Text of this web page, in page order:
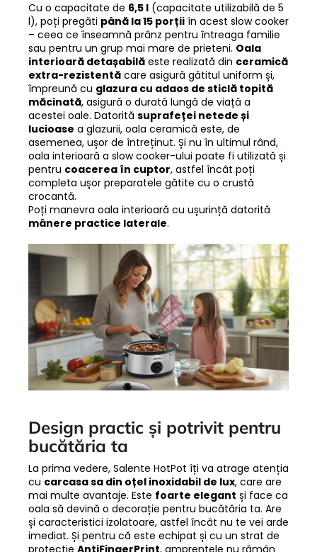
Cu o capacitate de 6,5 l (capacitate utilizabilă de 5
l), poți pregăti până la 15 porții în acest slow cooker
– ceea ce înseamnă prânz pentru întreaga familie
sau pentru un grup mai mare de prieteni. Oala
interioară detașabilă este realizată din ceramică
extra-rezistentă care asigură gătitul uniform și,
împreună cu glazura cu adaos de sticlă topită
măcinată, asigură o durată lungă de viață a
acestei oale. Datorită suprafeței netede și
lucioase a glazurii, oala ceramică este, de
asemenea, ușor de întreținut. Și nu în ultimul rând,
oala interioară a slow cooker-ului poate fi utilizată și
pentru coacerea în cuptor, astfel încât poți
completa ușor preparatele gătite cu o crustă
crocantă.
Poți manevra oala interioară cu ușurință datorită
mânere practice laterale.
Design practic și potrivit pentru
bucătăria ta
La prima vedere, Salente HotPot îți va atrage atenția
cu carcasa sa din oțel inoxidabil de lux, care are
mai multe avantaje. Este foarte elegant și face ca
oala să devină o decorație pentru bucătăria ta. Are
și caracteristici izolatoare, astfel încât nu te vei arde
imediat. Și pentru că este echipat și cu un strat de